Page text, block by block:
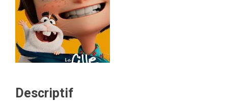
Descriptif